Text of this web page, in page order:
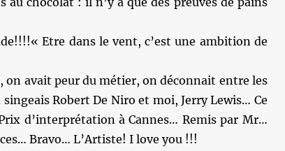
Etre dans le vent, c’est une ambition de
on avait peur du métier, on déconnait entre les
Robert De Niro et moi, Jerry Lewis… Ce
d’interprétation à Cannes… Remis par Mr…
Bravo… L’Artiste! I love you !!!